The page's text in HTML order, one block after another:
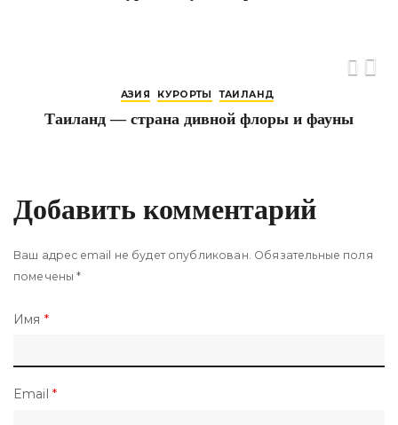
АЗИЯ КУРОРТЫ ТАИЛАНД
Таиланд — страна дивной флоры и фауны
Добавить комментарий
Ваш адрес email не будет опубликован. Обязательные поля
помечены*
Имя *
Email *